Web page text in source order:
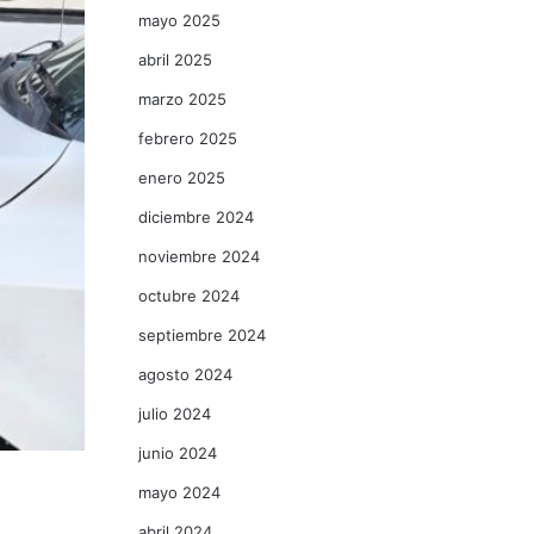
mayo 2025
abril 2025
marzo 2025
febrero 2025
enero 2025
diciembre 2024
noviembre 2024
octubre 2024
septiembre 2024
agosto 2024
julio 2024
junio 2024
mayo 2024